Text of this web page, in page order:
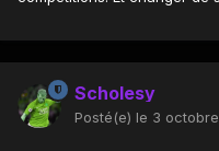
Scholesy
Posté(e) le 3